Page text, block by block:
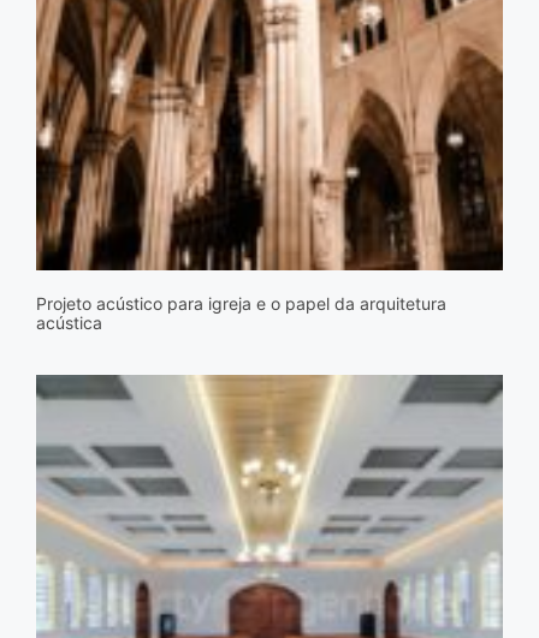
Projeto acústico para igreja e o papel da arquitetura
acústica